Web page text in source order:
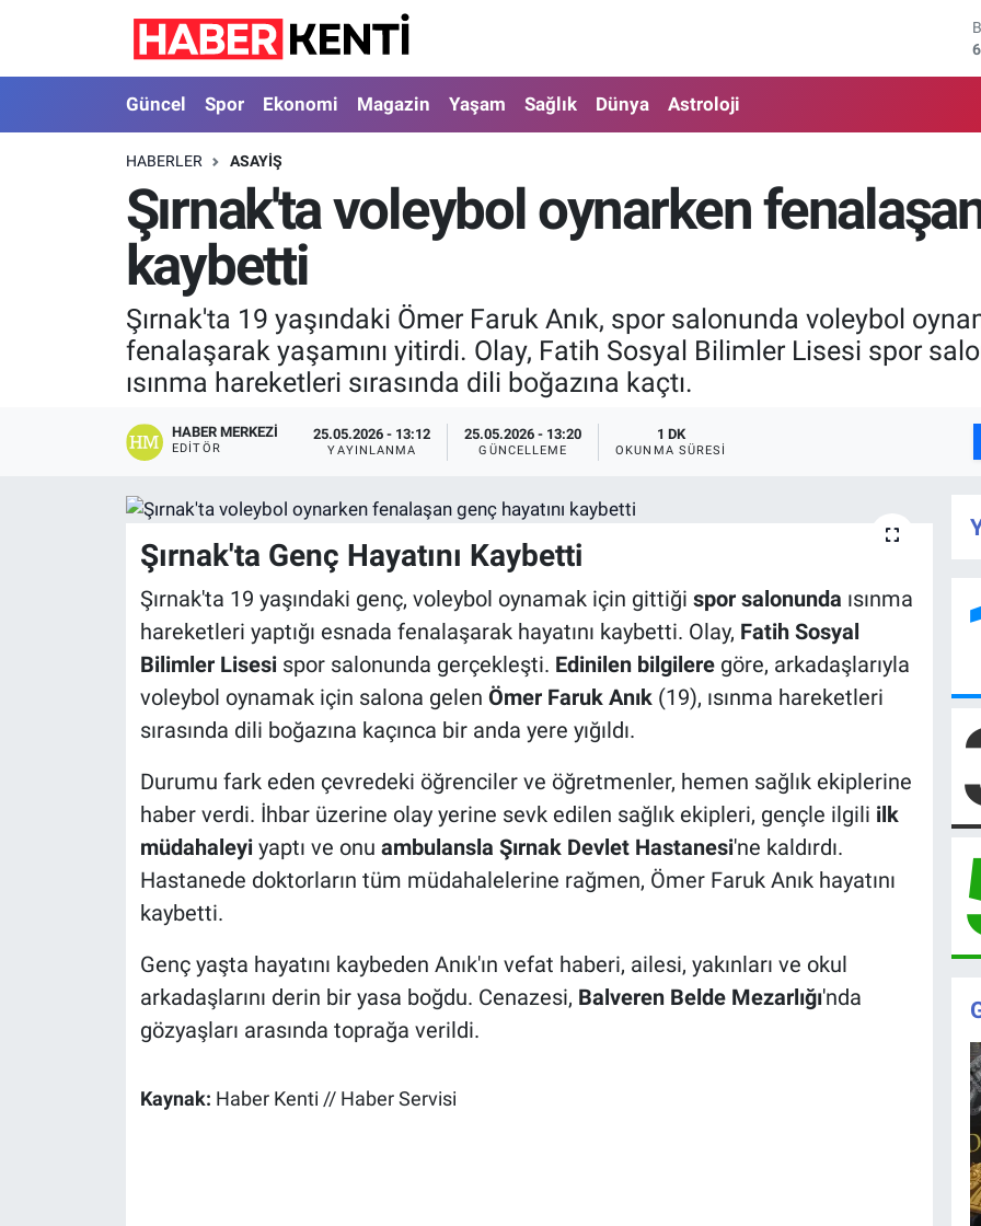
Güncel Spor Ekonomi Magazin Yaşam Sağlık Dünya Astroloji
HABERLER ASAYIŞ
Şırnak'ta voleybol oynarken
kaybetti
Şırnak'ta 19 yaşındaki Ömer Faruk Anık, spor salonunda voleybol
fenalaşarak yaşamını yitirdi. Olay, Fatih Sosyal Bilimler Lisesi spor
ısınma hareketleri sırasında dili boğazına kaçtı.
HABER MERKEZI
EDITÖR
25.05.2026 - 13:12
YAYINLANMA
25.05.2026 - 13:20
GÜNCELLEME
1 DK
OKUNMA SÜRESI
Şırnak'ta Genç Hayatını Kaybetti
Şırnak'ta 19 yaşındaki genç, voleybol oynamak için gittiği spor salonunda ısınma
hareketleri yaptığı esnada fenalaşarak hayatını kaybetti. Olay, Fatih Sosyal
Bilimler Lisesispor salonunda gerçekleşti. Edinilen bilgileregöre, arkadaşlarıyla
voleybol oynamak için salona gelen Ömer Faruk Anık(19), ısınma hareketleri
sırasında dili boğazına kaçınca bir anda yere yığıldı.
Durumu fark eden çevredeki öğrenciler ve öğretmenler, hemen sağlık ekiplerine
haber verdi. İhbar üzerine olay yerine sevk edilen sağlık ekipleri, gençle ilgili ilk
müdahaleyiyaptı ve onu ambulansla Şırnak Devlet Hastanesi'ne kaldırdı.
Hastanede doktorların tüm müdahalelerine rağmen, Ömer Faruk Anık hayatını
kaybetti.
Genç yaşta hayatını kaybeden Anık'ın vefat haberi, ailesi, yakınları ve okul
arkadaşlarını derin bir yasa boğdu. Cenazesi, Balveren Belde Mezarlığı'nda
gözyaşları arasında toprağa verildi.
Kaynak: Haber Kenti // Haber Servisi
Güncel
Spor
Ekonomi
Nöbetçi Eczaneler
Hava Durumu
İstanbul Namaz Vakitleri
Trafik Durumu
Süper Lig Puan Durumu ve Fikstür
Tüm Manşetler
Son Dakika Haberleri